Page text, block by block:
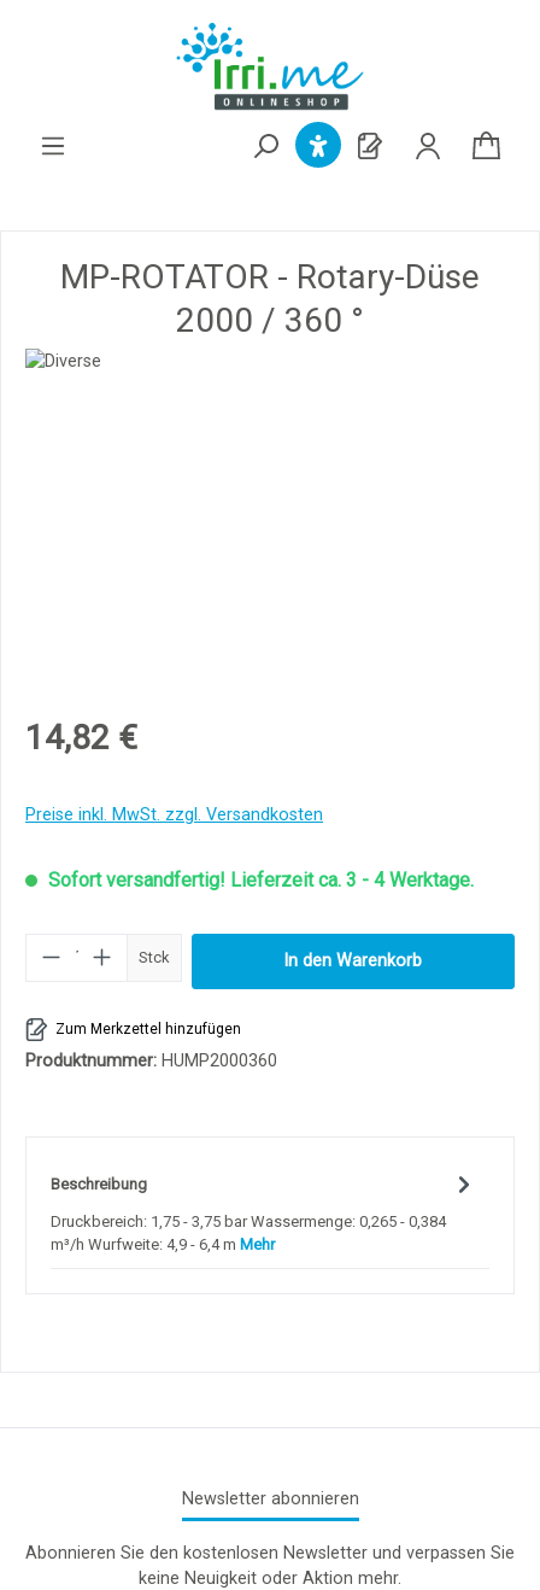
MP-ROTATOR - Rotary-Düse
2000 / 360 °
14,82 €
Preise inkl. MwSt. zzgl. Versandkosten
Sofort versandfertig! Lieferzeit ca. 3 - 4 Werktage.
Produkt Anzahl: Gib den gewünschten
Stck In den Warenkorb
Zum Merkzettel hinzufügen
Produktnummer: HUMP2000360
Beschreibung
Druckbereich: 1,75 - 3,75 bar Wassermenge: 0,265 - 0,384
m³/h Wurfweite: 4,9 - 6,4 m Mehr
Newsletter abonnieren
Abonnieren Sie den kostenlosen Newsletter und verpassen Sie
keine Neuigkeit oder Aktion mehr.